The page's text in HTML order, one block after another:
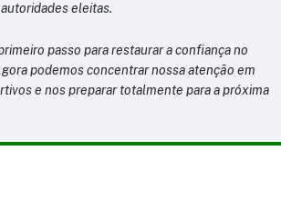
eleitas.
passo para restaurar a confiança no
podemos concentrar nossa atenção em
e nos preparar totalmente para a próxima